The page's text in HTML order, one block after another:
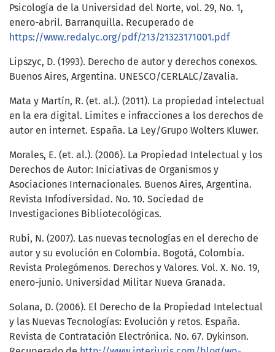
Psicología de la Universidad del Norte, vol. 29, No. 1,
enero-abril. Barranquilla. Recuperado de
https://www.redalyc.org/pdf/213/21323171001.pdf
Lipszyc, D. (1993). Derecho de autor y derechos conexos.
Buenos Aires, Argentina. UNESCO/CERLALC/Zavalia.
Mata y Martín, R. (et. al.). (2011). La propiedad intelectual
en la era digital. Limites e infracciones a los derechos de
autor en internet. España. La Ley/Grupo Wolters Kluwer.
Morales, E. (et. al.). (2006). La Propiedad Intelectual y los
Derechos de Autor: Iniciativas de Organismos y
Asociaciones Internacionales. Buenos Aires, Argentina.
Revista Infodiversidad. No. 10. Sociedad de
Investigaciones Bibliotecológicas.
Rubí, N. (2007). Las nuevas tecnologías en el derecho de
autor y su evolución en Colombia. Bogotá, Colombia.
Revista Prolegómenos. Derechos y Valores. Vol. X. No. 19,
enero-junio. Universidad Militar Nueva Granada.
Solana, D. (2006). El Derecho de la Propiedad Intelectual
y las Nuevas Tecnologías: Evolución y retos. España.
Revista de Contratación Electrónica. No. 67. Dykinson.